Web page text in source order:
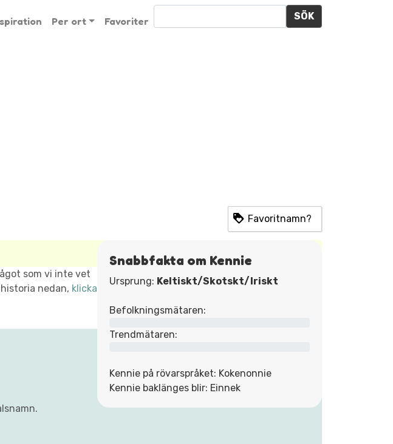
Per ort Favoriter SÖK
Favoritnamn?
Snabbfakta om Kennie
Ursprung: Keltiskt/Skotskt/Iriskt
Befolkningsmätaren:
Trendmätaren:
Kennie på rövarspråket: Kokenonnie
Kennie baklänges blir: Einnek
som vi inte vet
nedan, klicka